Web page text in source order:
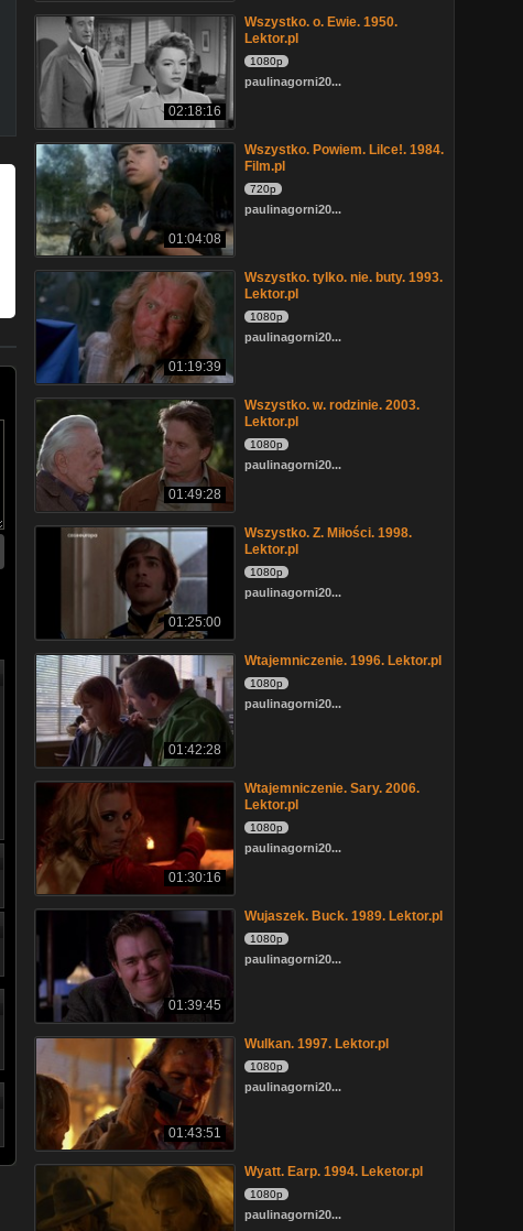
02:18:16
Wszystko. o. Ewie. 1950.
Lektor.pl
1080p
paulinagorni20...
01:04:08
Wszystko. Powiem. Lilce!. 1984.
Film.pl
720p
paulinagorni20...
01:19:39
Wszystko. tylko. nie. buty. 1993.
Lektor.pl
1080p
paulinagorni20...
01:49:28
Wszystko. w. rodzinie. 2003.
Lektor.pl
1080p
paulinagorni20...
01:25:00
Wszystko. Z. Miłości. 1998.
Lektor.pl
1080p
paulinagorni20...
01:42:28
Wtajemniczenie. 1996. Lektor.pl
1080p
paulinagorni20...
01:30:16
Wtajemniczenie. Sary. 2006.
Lektor.pl
1080p
paulinagorni20...
01:39:45
Wujaszek. Buck. 1989. Lektor.pl
1080p
paulinagorni20...
01:43:51
Wulkan. 1997. Lektor.pl
1080p
paulinagorni20...
Wyatt. Earp. 1994. Leketor.pl
1080p
paulinagorni20...